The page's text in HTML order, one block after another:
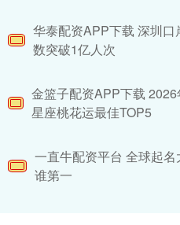
华泰配资APP下载 深圳口
数突破1亿人次
金篮子配资APP下载
星座桃花运最佳TOP5
一直牛配资平台 全球起
谁第一